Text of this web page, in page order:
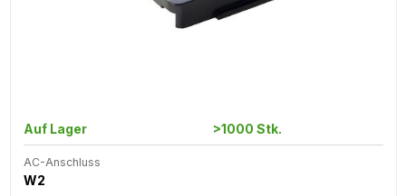
Auf Lager >1000 Stk.
AC-Anschluss
W2